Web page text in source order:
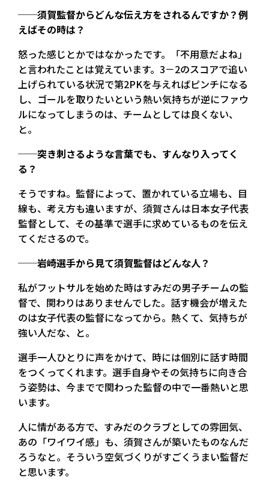
──須賀監督からどんな伝え方をされるんですか？例
えばその時は？
怒った感じとかではなかったです。「不用意だよね」
と言われたことは覚えています。3－2のスコアで追い
上げられている状況で第2PKを与えればピンチになる
し、ゴールを取りたいという熱い気持ちが逆にファウ
ルになってしまうのは、チームとしては良くない、
と。
──突き刺さるような言葉でも、すんなり入ってく
る？
そうですね。監督によって、置かれている立場も、目
線も、考え方も違いますが、須賀さんは日本女子代表
監督として、その基準で選手に求めているものを伝え
てくださるので。
──岩崎選手から見て須賀監督はどんな人？
私がフットサルを始めた時はすみだの男子チームの監
督で、関わりはありませんでした。話す機会が増えた
のは女子代表の監督になってから。熱くて、気持ちが
強い人だな、と。
選手一人ひとりに声をかけて、時には個別に話す時間
をつくってくれます。選手自身やその気持ちに向き合
う姿勢は、今までで関わった監督の中で一番熱いと思
います。
人に情がある方で、すみだのクラブとしての雰囲気、
あの「ワイワイ感」も、須賀さんが築いたものなんだ
ろうなと。そういう空気づくりがすごくうまい監督だ
と思います。